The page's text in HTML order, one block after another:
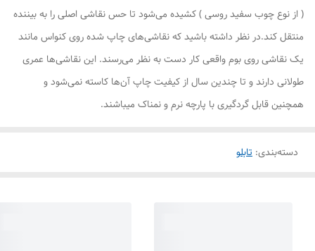
( از نوع چوب سفید روسی ) کشیده می‌شود تا حس نقاشی اصلی را به بیننده
منتقل کند.در نظر داشته باشید که نقاشی‌های چاپ شده روی کنواس مانند
یک نقاشی روی بوم واقعی کار دست به نظر می‌رسند. این نقاشی‌ها عمری
طولانی دارند و تا چندین سال از کیفیت چاپ آن‌ها کاسته نمی‌شود و
همچنین قابل گردگیری با پارچه نرم و نمناک میباشند.
دسته‌بندی: تابلو